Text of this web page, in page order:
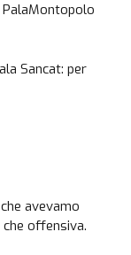
Sancat: per
avevamo
offensiva.